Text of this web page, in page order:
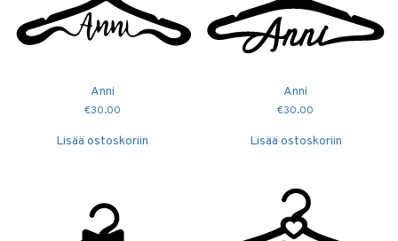
Anni
€30.00
Lisää ostoskoriin
Anni
€30.00
Lisää ostoskoriin